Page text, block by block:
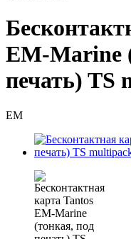
EM-Marine
печать) TS
EM